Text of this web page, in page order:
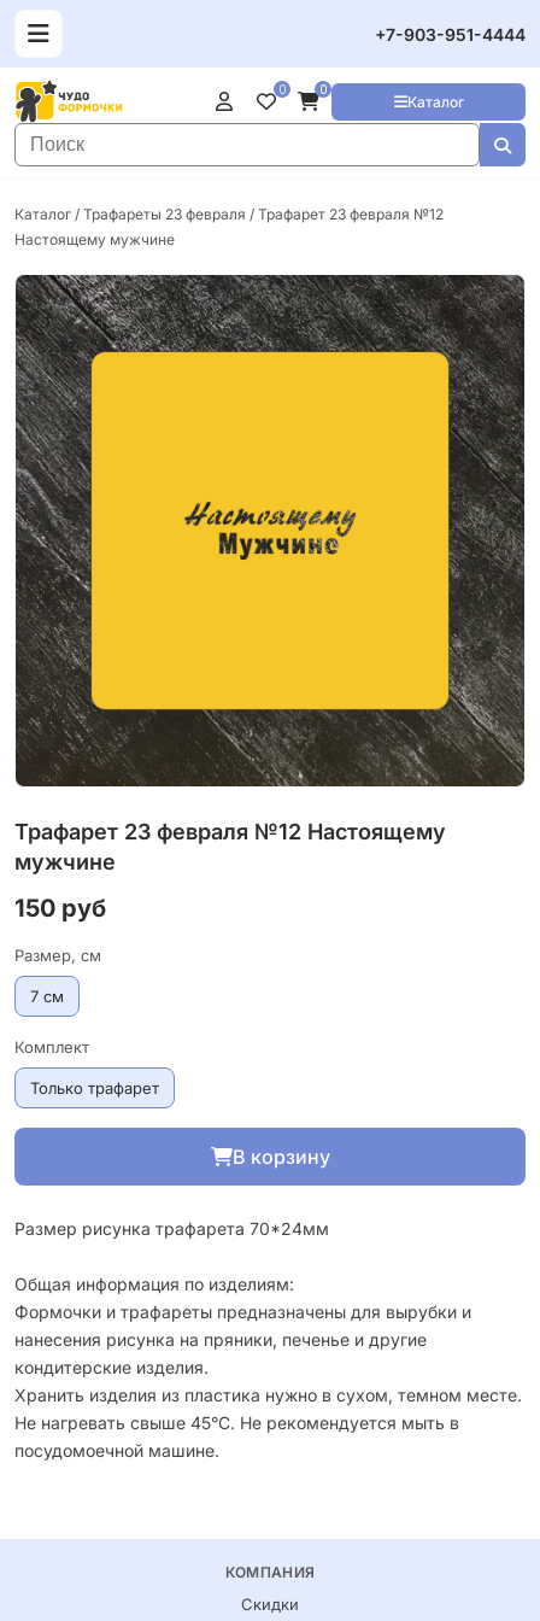
+7-903-951-4444
Каталог
0 0
Каталог / Трафареты 23 февраля / Трафарет 23 февраля №12
Настоящему мужчине
Трафарет 23 февраля №12 Настоящему
мужчине
150 руб
Размер, см
7 см
Комплект
Только трафарет
В корзину
Размер рисунка трафарета 70*24мм
Общая информация по изделиям:
Формочки и трафареты предназначены для вырубки и
нанесения рисунка на пряники, печенье и другие
кондитерские изделия.
Хранить изделия из пластика нужно в сухом, темном месте.
Не нагревать свыше 45°С. Не рекомендуется мыть в
посудомоечной машине.
КОМПАНИЯ
Скидки